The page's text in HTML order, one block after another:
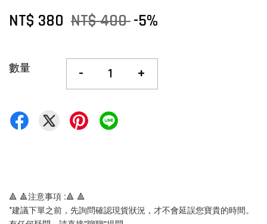
NT$ 380 NT$ 400-5%
數量 - +
🔺 🔺注意事項 :🔺 🔺
*建議下單之前，先詢問確認現貨狀況，才不會延誤您寶貴的時間。